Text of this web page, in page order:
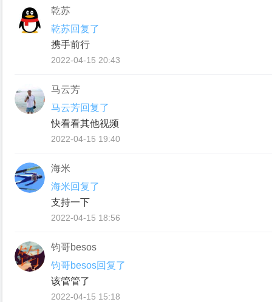
乾苏
乾苏回复了
携手前行
2022-04-15 20:43
马云芳
马云芳回复了
快看看其他视频
2022-04-15 19:40
海米
海米回复了
支持一下
2022-04-15 18:56
钧哥besos
钧哥besos回复了
该管管了
2022-04-15 15:18